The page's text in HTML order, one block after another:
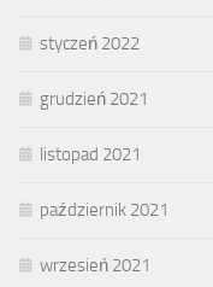
styczeń 2022
grudzień 2021
listopad 2021
październik 2021
wrzesień 2021